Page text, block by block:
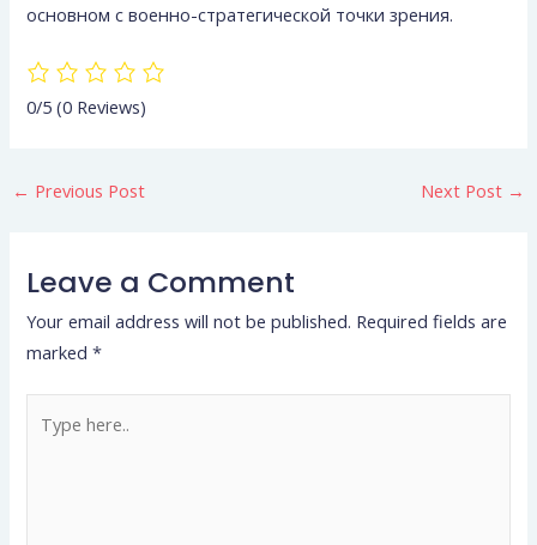
основном с военно-стратегической точки зрения.
0/5(0 Reviews)
← Previous Post Next Post →
Leave a Comment
Your email address will not be published. Required fields are
marked*
here..